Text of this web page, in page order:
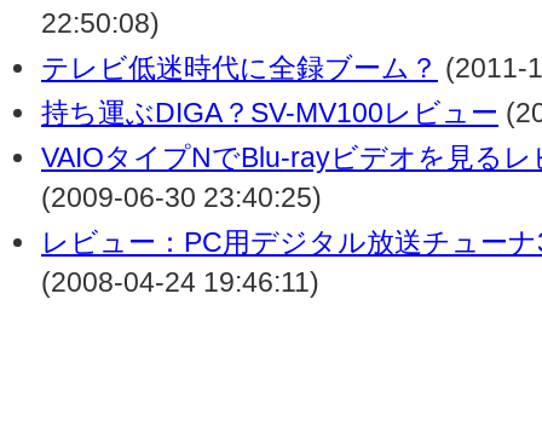
22:50:08)
テレビ低迷時代に全録ブーム？ (2011-
持ち運ぶDIGA？SV-MV100レビュー
VAIOタイプNでBlu-rayビデオを見る
(2009-06-30 23:40:25)
レビュー：PC用デジタル放送チュー
(2008-04-24 19:46:11)